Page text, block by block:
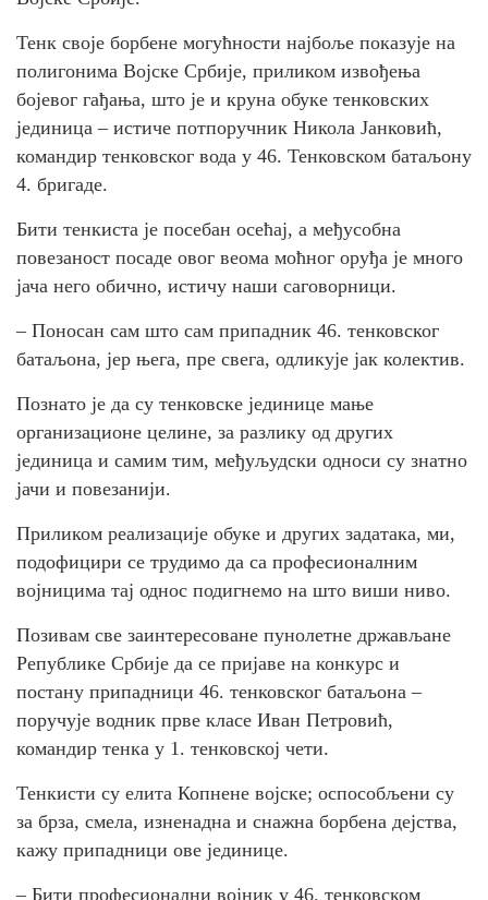
Тенк своје борбене могућности најбоље показује на
полигонима Војске Србије, приликом извођења
бојевог гађања, што је и круна обуке тенковских
јединица – истиче потпоручник Никола Јанковић,
командир тенковског вода у 46. Тенковском батаљону
4. бригаде.
Бити тенкиста је посебан осећај, а међусобна
повезаност посаде овог веома моћног оруђа је много
јача него обично, истичу наши саговорници.
– Поносан сам што сам припадник 46. тенковског
батаљона, јер њега, пре свега, одликује јак колектив.
Познато је да су тенковске јединице мање
организационе целине, за разлику од других
јединица и самим тим, међуљудски односи су знатно
јачи и повезанији.
Приликом реализације обуке и других задатака, ми,
подофицири се трудимо да са професионалним
војницима тај однос подигнемо на што виши ниво.
Позивам све заинтересоване пунолетне држављане
Републике Србије да се пријаве на конкурс и
постану припадници 46. тенковског батаљона –
поручује водник прве класе Иван Петровић,
командир тенка у 1. тенковској чети.
Тенкисти су елита Копнене војске; оспособљени су
за брза, смела, изненадна и снажна борбена дејства,
кажу припадници ове јединице.
– Бити професионални војник у 46. тенковском